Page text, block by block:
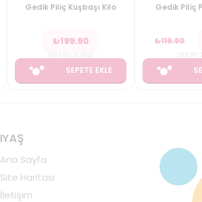
Gedik Piliç Kuşbaşı Kilo
₺199.90
SEPETE EKLE
Gedik Piliç
₺119.90
IYAŞ
Ana Sayfa
Site Haritası
İletişim